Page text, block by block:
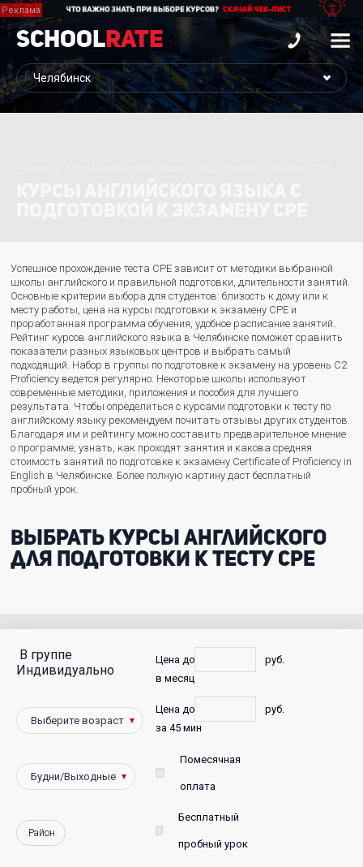
School Rate
Успешное прохождение теста CPE зависит от методики выбранной
школы английского и правильной подготовки, длительности занятий.
Основные критерии выбора для студентов: близость к дому или к
месту работы, цена на курсы подготовки к экзамену CPE и
проработанная программа обучения, удобное расписание занятий.
Рейтинг курсов английского языка в Челябинске поможет сравнить
показатели разных языковых центров и выбрать самый
подходящий. Набор в группы по подготовке к экзамену на уровень C2
Proficiency ведется регулярно. Некоторые школы используют
современные методики, приложения и пособия для лучшего
результата. Чтобы определиться с курсами подготовки к тесту по
английскому языку рекомендуем почитать отзывы других студентов.
Благодаря им и рейтингу можно составить предварительное мнение
о программе, узнать, как проходят занятия и какова средняя
стоимость занятий по подготовке к экзамену Certificate of Proficiency in
English в Челябинске. Более полную картину даст бесплатный
пробный урок.
Выбрать курсы английского
для подготовки к тесту CPE
В группе
Индивидуально
Район
Цена до
руб.
в месяц
Цена до
руб.
за 45 мин
Помесячная
оплата
Бесплатный
пробный урок
С
Победители